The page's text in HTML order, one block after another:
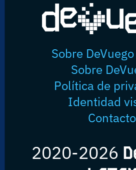
Sobre DeVuego
Sobre
Política de
Identidad
Contacto
2020-2026